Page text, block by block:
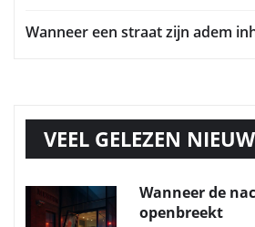
Wanneer een straat zijn adem
VEEL GELEZEN
Wanneer de
openbreekt